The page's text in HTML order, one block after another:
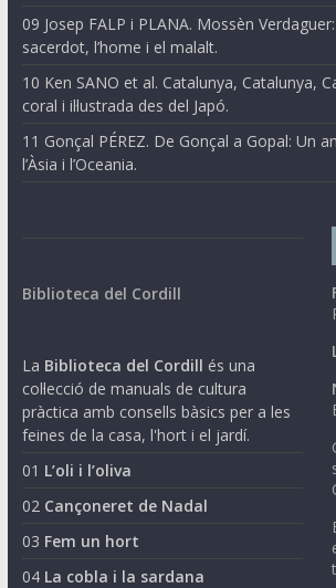
09 Josep FALP i PLANA. Mossèn
sacerdot, l’home i el malalt.
10 Ken SANO et al. Catalunya, Catalunya,
coral i il·lustrada des del Japó.
11 Gonçal PÉREZ. De Gonçal a Gopal: Un
l’Àsia i l’Oceania.
Biblioteca del Cordill
La Biblioteca del Cordill és una
col·lecció de manuals de cultura
pràctica amb consells bàsics per a les
feines de la casa, l'hort i el jardí.
01 L’oli i l’oliva
02 Cançoneret de Nadal
03 Fem un hort
04 La cobla i la sardana